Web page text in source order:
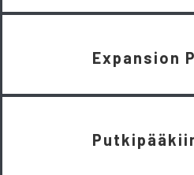
Expansion